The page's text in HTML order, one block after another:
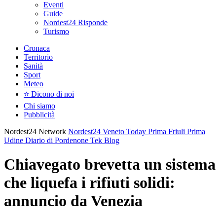
Eventi
Guide
Nordest24 Risponde
Turismo
Cronaca
Territorio
Sanità
Sport
Meteo
⭐ Dicono di noi
Chi siamo
Pubblicità
Nordest24 Network Nordest24 Veneto Today Prima Friuli Prima
Udine Diario di Pordenone Tek Blog
Chiavegato brevetta un sistema
che liquefa i rifiuti solidi:
annuncio da Venezia